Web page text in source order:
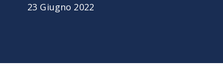
23 Giugno 2022